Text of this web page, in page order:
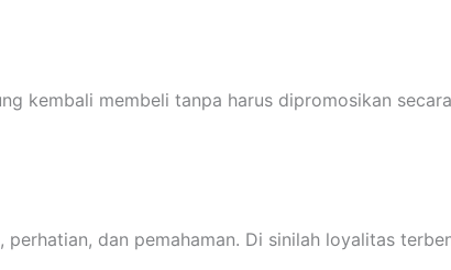
kembali membeli tanpa harus dipromosikan secara
dan pemahaman. Di sinilah loyalitas